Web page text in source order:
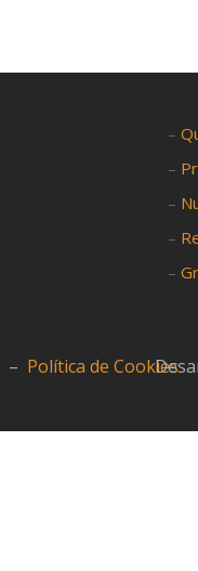
–
–
–
–
–
– Política de Cookies